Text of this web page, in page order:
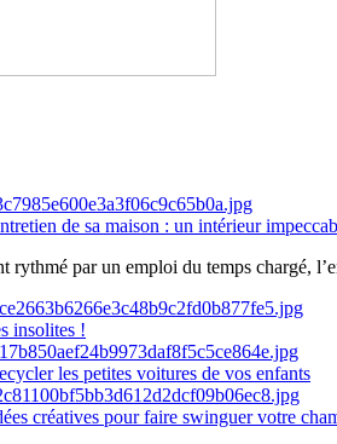
de sa maison : un intérieur
rythmé par un emploi du temps chargé,
insolites !
les petites voitures de vos enfants
créatives pour faire swinguer votre